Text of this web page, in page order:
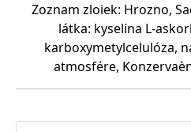
Zoznam zloiek: Hrozno,
látka: kyselina L-
karboxymetylcelulóza,
atmosfére,